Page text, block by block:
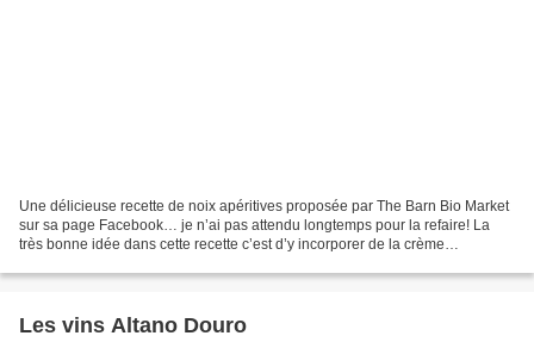
Une délicieuse recette de noix apéritives proposée par The Barn Bio Market
sur sa page Facebook… je n’ai pas attendu longtemps pour la refaire! La
très bonne idée dans cette recette c’est d’y incorporer de la crème
Les vins Altano Douro